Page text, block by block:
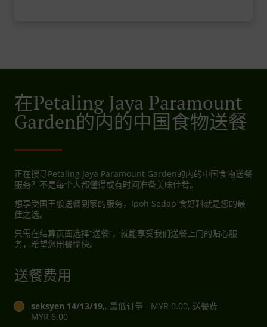
在Petaling Jaya Paramount
Garden的内的中国食物送餐
正在搜寻Petaling Jaya Paramount Garden的内的中国食物送餐
服务？不是每个人都懂得或有时间准备美味佳肴。
想享受国王般送餐到家的服务，Ipoh Sedap 食好料就是您的最
佳之选。
只需在结算页面选择“送餐”，就能享受我们送餐上门的贴心服
务，希望您用餐愉快。
送餐费用
seksyen 14/13/19,, 最低订量 - MYR 0.00, 送餐费 -
MYR 6.00